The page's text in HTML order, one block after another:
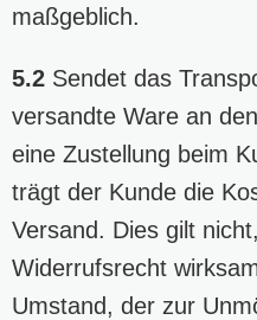
maßgeblich.
5.2 Sendet das
versandte Ware an
eine Zustellung beim
trägt der Kunde die
Versand. Dies gilt
Widerrufsrecht
Umstand, der zur